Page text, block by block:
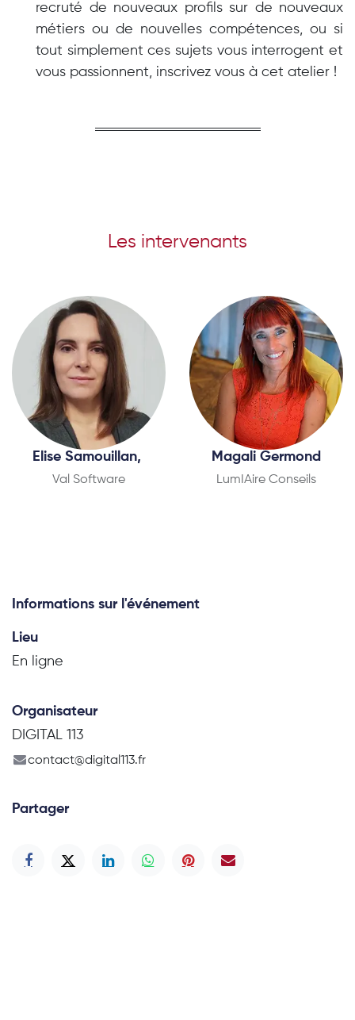
recruté de nouveaux profils sur de nouveaux
métiers ou de nouvelles compétences, ou si
tout simplement ces sujets vous interrogent et
vous passionnent, inscrivez vous à cet atelier !
Les intervenants
Elise Samouillan,
Val Software
Magali Germond
LumIAire Conseils
Informations sur l'événement
Lieu
En ligne
Organisateur
DIGITAL 113
contact@digital113.fr
Partager